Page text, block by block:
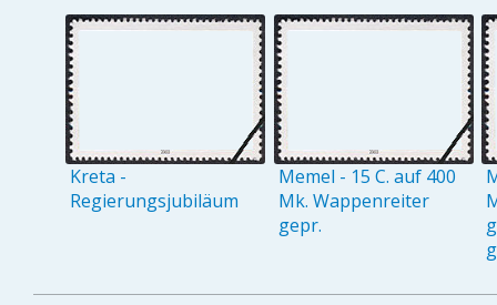
Kreta -
Regierungsjubiläum
Memel - 15 C. auf 400
Mk. Wappenreiter
gepr.